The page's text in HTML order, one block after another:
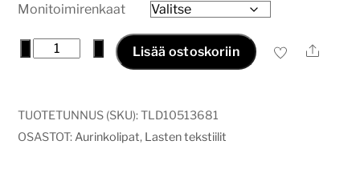
Monitoimirenkaat
Aurinkolippa
määrä
Lisää ostoskoriin Ale
TUOTETUNNUS (SKU):TLD10513681
OSASTOT:Aurinkolipat, Lasten tekstiilit